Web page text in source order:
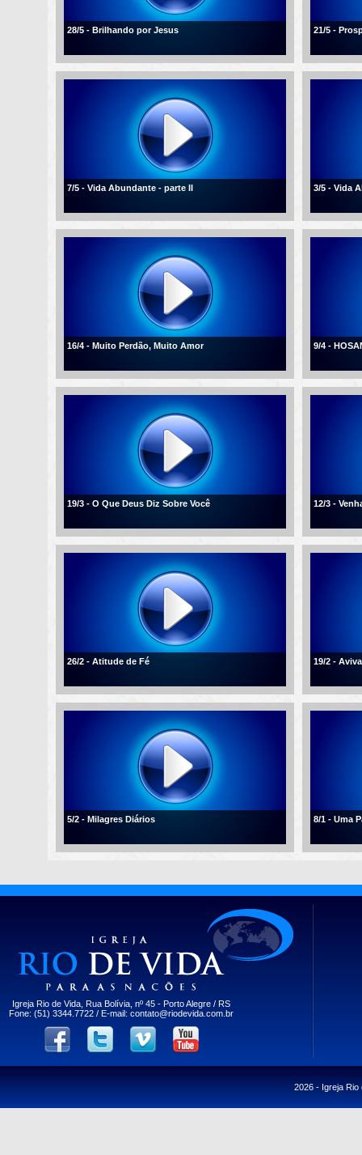
28/5 - Brilhando por Jesus 21/5 -
7/5 - Vida Abundante - parte II 3/5 - Vida
16/4 - Muito Perdão, Muito Amor 9/4 -
19/3 - O Que Deus Diz Sobre Você 12/3 -
26/2 - Atitude de Fé 19/2 -
5/2 - Milagres Diários 8/1 - Uma
Igreja Rio de Vida, Rua Bolívia, nº 45 - Porto Alegre / RS
Fone: (51) 3344.7722 / E-mail:contato@riodevida.com.br
2026 - Igreja Rio